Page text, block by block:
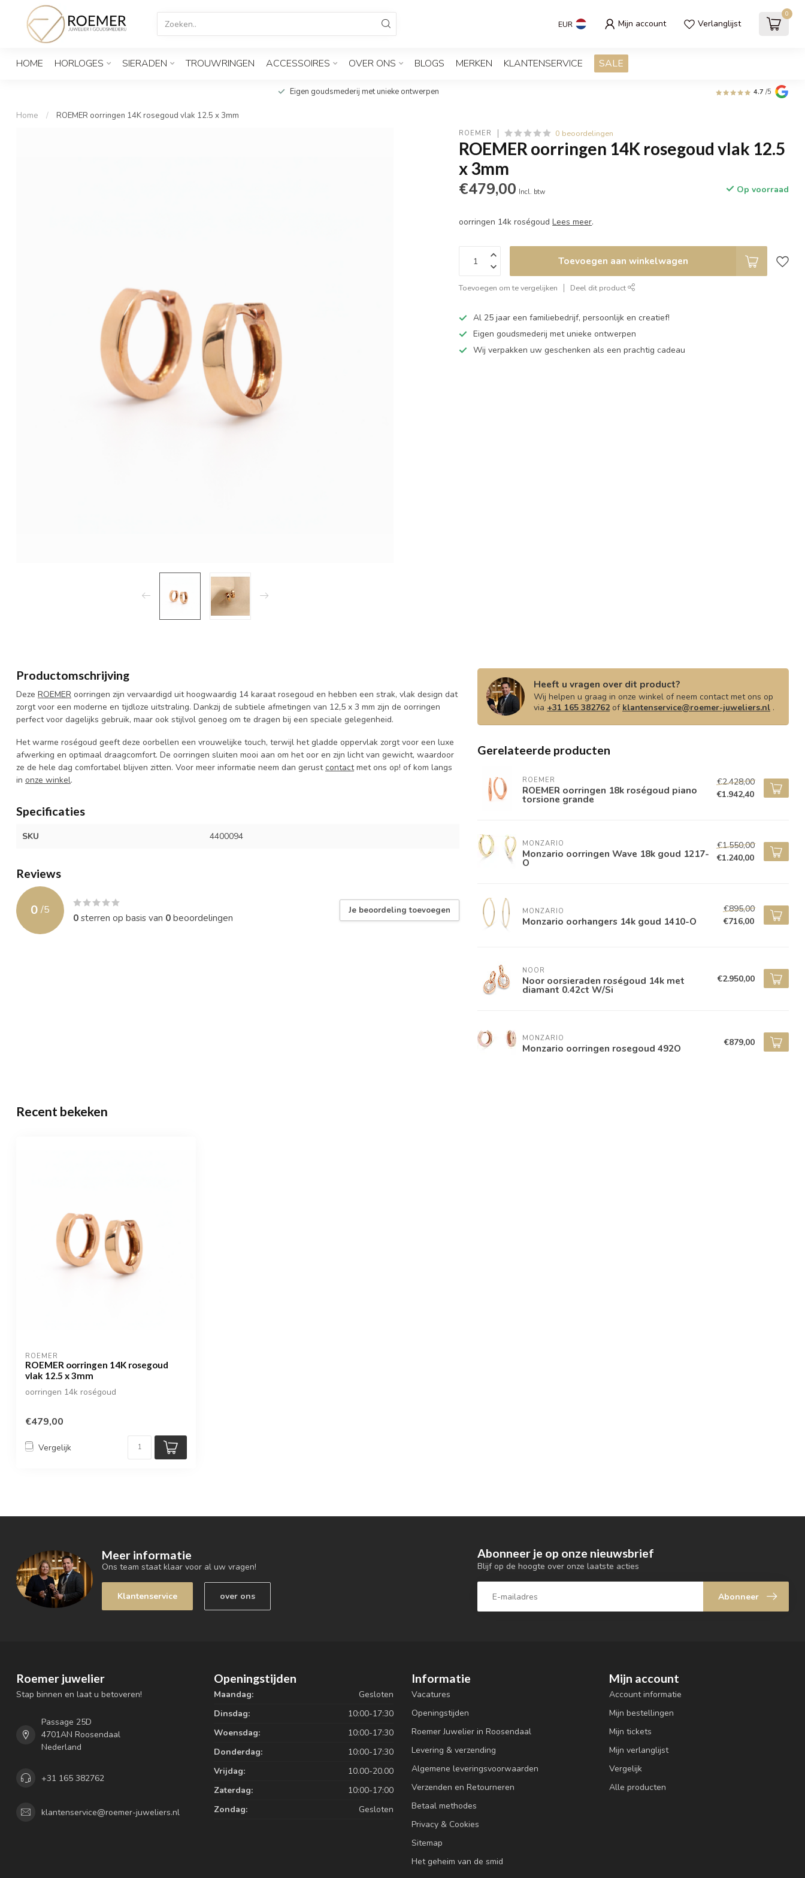
EUR Mijn account Verlanglijst
0
HOME HORLOGES SIERADEN TROUWRINGEN ACCESSOIRES OVER ONS BLOGS MERKEN KLANTENSERVICE SALE
Eigen goudsmederij met unieke ontwerpen 4.7 /5
Home / ROEMER oorringen 14K rosegoud vlak 12.5 x 3mm
ROEMER 0 beoordelingen
ROEMER oorringen 14K rosegoud vlak 12.5
x 3mm
€479,00 Incl. btw Op voorraad
oorringen 14k roségoudLees meer.
Toevoegen aan winkelwagen
Toevoegen om te vergelijken Deel dit product
Al 25 jaar een familiebedrijf, persoonlijk en creatief!
Eigen goudsmederij met unieke ontwerpen
Wij verpakken uw geschenken als een prachtig cadeau
Productomschrijving
Deze ROEMER oorringen zijn vervaardigd uit hoogwaardig 14 karaat rosegoud en hebben een strak, vlak design dat
zorgt voor een moderne en tijdloze uitstraling. Dankzij de subtiele afmetingen van 12,5 x 3 mm zijn de oorringen
perfect voor dagelijks gebruik, maar ook stijlvol genoeg om te dragen bij een speciale gelegenheid.
Het warme roségoud geeft deze oorbellen een vrouwelijke touch, terwijl het gladde oppervlak zorgt voor een luxe
afwerking en optimaal draagcomfort. De oorringen sluiten mooi aan om het oor en zijn licht van gewicht, waardoor
ze de hele dag comfortabel blijven zitten. Voor meer informatie neem dan gerustcontactmet ons op! of kom langs
in onze winkel.
Specificaties
SKU 4400094
Reviews
0 /5
0sterren op basis van 0beoordelingen
Je beoordeling toevoegen
Heeft u vragen over dit product?
Wij helpen u graag in onze winkel of neem contact met ons op
via +31 165 382762of klantenservice@roemer-juweliers.nl .
Gerelateerde producten
ROEMER
ROEMER oorringen 18k roségoud piano
torsione grande
€2.428,00
€1.942,40
MONZARIO
Monzario oorringen Wave 18k goud 1217-
O
€1.550,00
€1.240,00
MONZARIO
Monzario oorhangers 14k goud 1410-O
€895,00
€716,00
NOOR
Noor oorsieraden roségoud 14k met
diamant 0.42ct W/Si
€2.950,00
MONZARIO
Monzario oorringen rosegoud 492O €879,00
Recent bekeken
ROEMER
ROEMER oorringen 14K rosegoud
vlak 12.5 x 3mm
oorringen 14k roségoud
€479,00
Vergelijk
Meer informatie
Ons team staat klaar voor al uw vragen!
Klantenservice over ons
Abonneer je op onze nieuwsbrief
Blijf op de hoogte over onze laatste acties
Abonneer
Roemer juwelier
Stap binnen en laat u betoveren!
Passage 25D
4701AN Roosendaal
Nederland
+31 165 382762
klantenservice@roemer-juweliers.nl
Openingstijden
Maandag:
Gesloten
Dinsdag:
10:00-17:30
Woensdag:
10:00-17:30
Donderdag:
10:00-17:30
Vrijdag:
10.00-20.00
Zaterdag:
10:00-17:00
Zondag:
Gesloten
Informatie
Vacatures
Openingstijden
Roemer Juwelier in Roosendaal
Levering & verzending
Algemene leveringsvoorwaarden
Verzenden en Retourneren
Betaal methodes
Privacy & Cookies
Sitemap
Het geheim van de smid
Mijn account
Account informatie
Mijn bestellingen
Mijn tickets
Mijn verlanglijst
Vergelijk
Alle producten